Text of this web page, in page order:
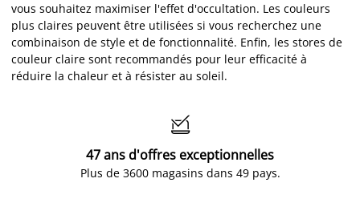
vous souhaitez maximiser l'effet d'occultation. Les couleurs
plus claires peuvent être utilisées si vous recherchez une
combinaison de style et de fonctionnalité. Enfin, les stores de
couleur claire sont recommandés pour leur efficacité à
réduire la chaleur et à résister au soleil.

47 ans d'offres exceptionnelles
Plus de 3600 magasins dans 49 pays.